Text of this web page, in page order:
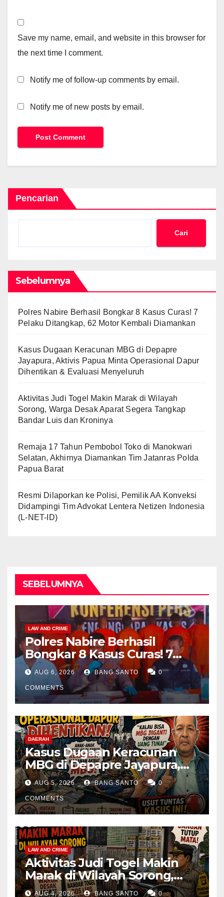
Save my name, email, and website in this browser for
the next time I comment.
Notify me of follow-up comments by email.
Notify me of new posts by email.
Pencarian
Cari
Sebelumnya
Polres Nabire Berhasil Bongkar 8 Kasus Curas! 7
Pelaku Ditangkap, 62 Motor Kembali Diamankan
Kasus Dugaan Keracunan MBG di Depapre
Jayapura, Aktivis Papua Minta Operasional Dapur
Dihentikan & Evaluasi Menyeluruh
Aktivitas Judi Togel Makin Marak di Wilayah
Sorong, Warga Desak Aparat Segera Tangkap
Bandar Luis dan Kroninya
Remaja 17 Tahun Pembobol Toko di Manokwari
Selatan, Akhirnya Diamankan Tim Jatanras Polda
Papua Barat
Resmi Dilaporkan ke Polisi, Pemilik AA Konveksi
Didampingi Tim Advokat Lentera Netizen Indonesia
(L-NET-ID)
SEBELUMNYA
LAW AND CRIME
Polres Nabire Berhasil
Bongkar 8 Kasus Curas! 7
Pelaku Ditangkap, 62 Motor
Kembali Diamankan
AUG 6, 2026 BANG SANTO 0
COMMENTS
DAERAH
Kasus Dugaan Keracunan
MBG di Depapre Jayapura,
Aktivis Papua Minta
Operasional Dapur
Dihentikan & Evaluasi
Menyeluruh
AUG 5, 2026 BANG SANTO 0
COMMENTS
LAW AND CRIME
Aktivitas Judi Togel Makin
Marak di Wilayah Sorong,
Warga Desak Aparat Segera
AUG 4, 2026 BANG SANTO 0